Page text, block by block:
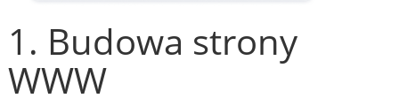
1. Budowa strony
WWW